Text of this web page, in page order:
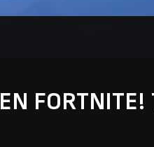
FORTNITE!